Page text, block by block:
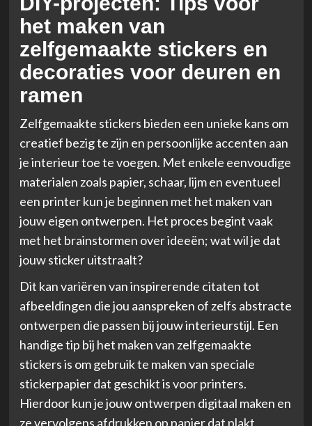
het maken van
zelfgemaakte stickers en
decoraties voor deuren en
ramen
Zelfgemaakte stickers bieden een unieke kans om
creatief bezig te zijn en persoonlijke accenten aan
je interieur toe te voegen. Met enkele eenvoudige
materialen zoals papier, schaar, lijm en eventueel
een printer kun je beginnen met het maken van
jouw eigen ontwerpen. Het proces begint vaak
met het brainstormen over ideeën; wat wil je dat
jouw sticker uitstraalt?
Dit kan variëren van inspirerende citaten tot
afbeeldingen die jou aanspreken of zelfs abstracte
ontwerpen die passen bij jouw interieurstijl. Een
handige tip bij het maken van zelfgemaakte
stickers is om gebruik te maken van speciale
stickerpapier dat geschikt is voor printers.
Hierdoor kun je jouw ontwerpen digitaal maken en
ze vervolgens afdrukken op papier dat plakt.